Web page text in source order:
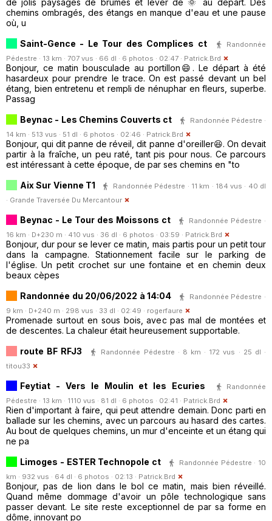
de jolis paysages de brumes et lever de 🌞 au départ. Des
chemins ombragés, des étangs en manque d'eau et une pause
où, u
Saint-Gence - Le Tour des Complices ct
Randonnée
Pédestre · 13 km · 707 vus · 66 dl · 6 photos · 02:47 · Patrick.Brd
Bonjour, ce matin bousculade au portillon😄. Le départ à été
hasardeux pour prendre le trace. On est passé devant un bel
étang, bien entretenu et rempli de nénuphar en fleurs, superbe.
Passag
Beynac - Les Chemins Couverts ct
Randonnée Pédestre ·
14 km · 513 vus · 51 dl · 6 photos · 02:46 · Patrick.Brd
Bonjour, qui dit panne de réveil, dit panne d'oreiller😆. On devait
partir à la fraîche, un peu raté, tant pis pour nous. Ce parcours
est intéressant à cette époque, de par ses chemins en "to
Aix Sur Vienne T1
Randonnée Pédestre · 11 km · 184 vus · 40 dl
· Grande Traversée Du Mercantour
Beynac - Le Tour des Moissons ct
Randonnée Pédestre ·
16 km · D+230 m · 410 vus · 36 dl · 6 photos · 03:59 · Patrick.Brd
Bonjour, dur pour se lever ce matin, mais partis pour un petit tour
dans la campagne. Stationnement facile sur le parking de
l'église. Un petit crochet sur une fontaine et en chemin deux
beaux cèpes
Randonnée du 20/06/2022 à 14:04
Randonnée Pédestre ·
9 km · D+240 m · 298 vus · 33 dl · 02:49 · rogerfaure
Promenade surtout en sous bois, avec pas mal de montées et
de descentes. La chaleur était heureusement supportable.
route BF RFJ3
Randonnée Pédestre · 8 km · 172 vus · 25 dl ·
titou33
Feytiat - Vers le Moulin et les Ecuries
Randonnée
Pédestre · 13 km · 1110 vus · 81 dl · 6 photos · 02:41 · Patrick.Brd
Rien d'important à faire, qui peut attendre demain. Donc parti en
ballade sur les chemins, avec un parcours au hasard des cartes.
Au bout de quelques chemins, un mur d'enceinte et un étang qui
ne pa
Limoges - ESTER Technopole ct
Randonnée Pédestre · 10
km · 932 vus · 64 dl · 6 photos · 02:13 · Patrick.Brd
Bonjour, pas de lion dans le bol ce matin, mais bien réveillé.
Quand même dommage d'avoir un pôle technologique sans
passer devant. Le site reste exceptionnel de par sa forme en
dôme, innovant po